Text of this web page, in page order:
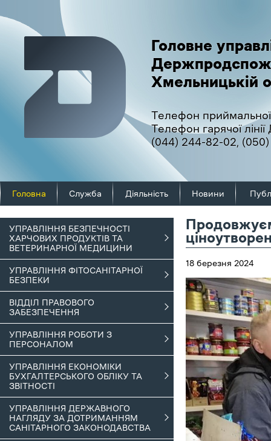
Головне
Хмельницькій
Телефон
Телефон гарячої
(044) 244-82-02,
Головна Служба Діяльність Новини
УПРАВЛІННЯ БЕЗПЕЧНОСТІ
ХАРЧОВИХ ПРОДУКТІВ ТА
ВЕТЕРИНАРНОЇ МЕДИЦИНИ
УПРАВЛІННЯ ФІТОСАНІТАРНОЇ
БЕЗПЕКИ
ВІДДІЛ ПРАВОВОГО
ЗАБЕЗПЕЧЕННЯ
УПРАВЛІННЯ РОБОТИ З
ПЕРСОНАЛОМ
УПРАВЛІННЯ ЕКОНОМІКИ
БУХГАЛТЕРСЬКОГО ОБЛІКУ ТА
ЗВІТНОСТІ
УПРАВЛІННЯ ДЕРЖАВНОГО
НАГЛЯДУ ЗА ДОТРИМАННЯМ
САНІТАРНОГО ЗАКОНОДАВСТВА
18 березня 2024